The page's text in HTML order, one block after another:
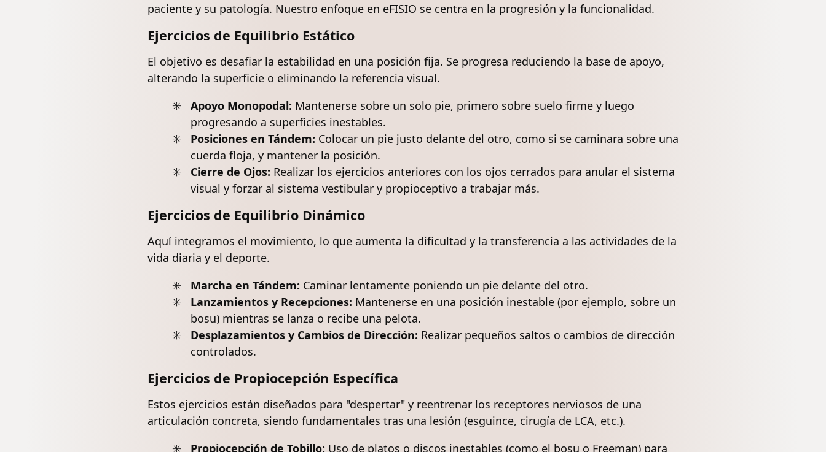
paciente y su patología. Nuestro enfoque en eFISIO se centra en la progresión y la funcionalidad.
Ejercicios de Equilibrio Estático
El objetivo es desafiar la estabilidad en una posición fija. Se progresa reduciendo la base de apoyo,
alterando la superficie o eliminando la referencia visual.
Apoyo Monopodal: Mantenerse sobre un solo pie, primero sobre suelo firme y luego
progresando a superficies inestables.
Posiciones en Tándem: Colocar un pie justo delante del otro, como si se caminara sobre una
cuerda floja, y mantener la posición.
Cierre de Ojos: Realizar los ejercicios anteriores con los ojos cerrados para anular el sistema
visual y forzar al sistema vestibular y propioceptivo a trabajar más.
Ejercicios de Equilibrio Dinámico
Aquí integramos el movimiento, lo que aumenta la dificultad y la transferencia a las actividades de la
vida diaria y el deporte.
Marcha en Tándem: Caminar lentamente poniendo un pie delante del otro.
Lanzamientos y Recepciones: Mantenerse en una posición inestable (por ejemplo, sobre un
bosu) mientras se lanza o recibe una pelota.
Desplazamientos y Cambios de Dirección: Realizar pequeños saltos o cambios de dirección
controlados.
Ejercicios de Propiocepción Específica
Estos ejercicios están diseñados para "despertar" y reentrenar los receptores nerviosos de una
articulación concreta, siendo fundamentales tras una lesión (esguince, cirugía de LCA, etc.).
Propiocepción de Tobillo: Uso de platos o discos inestables (como el bosu o Freeman) para